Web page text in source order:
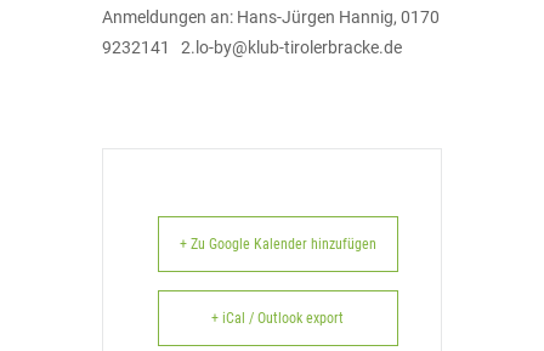
Anmeldungen an: Hans-Jürgen Hannig, 0170
9232141 2.lo-by@klub-tirolerbracke.de
+ Zu Google Kalender hinzufügen
+ iCal / Outlook export